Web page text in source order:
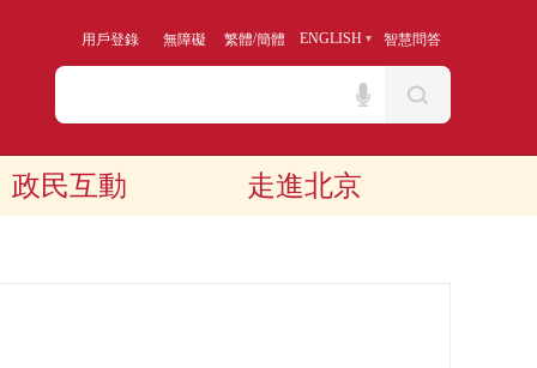
用戶登錄 無障礙 繁體/簡體 ENGLISH 智慧問答
政民互動 走進北京